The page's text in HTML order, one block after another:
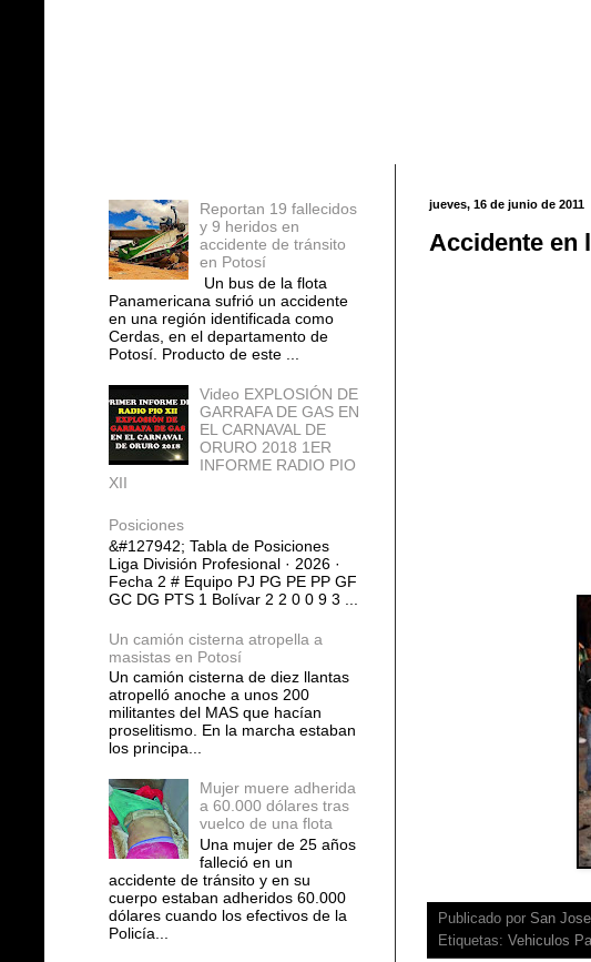
jueves, 16 de junio de 2011
Accidente en
Publicado por San
Etiquetas: Vehiculos
Reportan 19 fallecidos
y 9 heridos en
accidente de tránsito
en Potosí
Un bus de la flota
Panamericana sufrió un accidente
en una región identificada como
Cerdas, en el departamento de
Potosí. Producto de este ...
Video EXPLOSIÓN DE
GARRAFA DE GAS EN
EL CARNAVAL DE
ORURO 2018 1ER
INFORME RADIO PIO
XII
Posiciones
&#127942; Tabla de Posiciones
Liga División Profesional · 2026 ·
Fecha 2 # Equipo PJ PG PE PP GF
GC DG PTS 1 Bolívar 2 2 0 0 9 3 ...
Un camión cisterna atropella a
masistas en Potosí
Un camión cisterna de diez llantas
atropelló anoche a unos 200
militantes del MAS que hacían
proselitismo. En la marcha estaban
los principa...
Mujer muere adherida
a 60.000 dólares tras
vuelco de una flota
Una mujer de 25 años
falleció en un
accidente de tránsito y en su
cuerpo estaban adheridos 60.000
dólares cuando los efectivos de la
Policía...